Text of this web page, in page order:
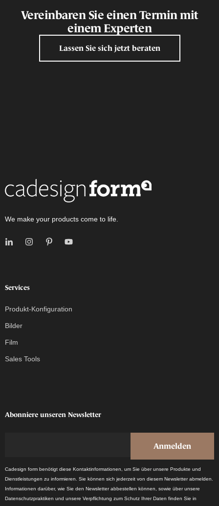
Vereinbaren Sie einen Termin mit
einem Experten
Lassen Sie sich jetzt beraten
We make your products come to life.
Services
Produkt-Konfiguration
Bilder
Film
Sales Tools
Abonniere unseren Newsletter
Cadesign form benötigt diese Kontaktinformationen, um Sie über unsere Produkte und
Dienstleistungen zu informieren. Sie können sich jederzeit von diesem Newsletter abmelden.
Informationen darüber, wie Sie den Newsletter abbestellen können, sowie über unsere
Datenschutzpraktiken und unsere Verpflichtung zum Schutz Ihrer Daten finden Sie in